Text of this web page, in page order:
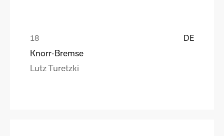
DE
Knorr-Bremse
Lutz Turetzki